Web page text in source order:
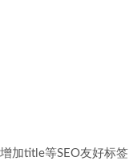
加title等SEO友好标签